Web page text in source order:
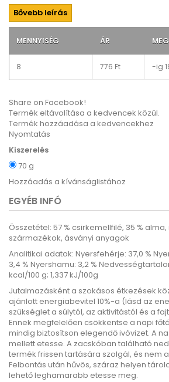
Bővebb leírás
MENNYISÉG ÁR
8 776 Ft‎ -ig
Share on Facebook!
Termék eltávolítása a kedvencek közül.
Termék hozzáadása a kedvencekhez
Nyomtatás
Kiszerelés
70 g
Hozzáadás a kívánságlistához
EGYÉB INFÓ
Összetétel: 57 % csirkemellfilé, 35 %
származékok, ásványi anyagok
Analitikai adatok: Nyersfehérje: 37,0 %
3,4 % Nyershamu: 3,2 %
kcal/100 g; 1,337 kJ/100g
Jutalmazásként a szokásos étkezések
ajánlott energiabevitel 10%-a (lásd az
szükséglet a súlytól, az aktivitástól és a
Ennek megfelelően csökkentse a napi
mindig biztosítson elegendő ivóvizet. A
mellett etesse. A zacskóban található
termék frissen tartására szolgál, és nem
Felbontás után hűvös, száraz helyen
lehető leghamarabb etesse meg.